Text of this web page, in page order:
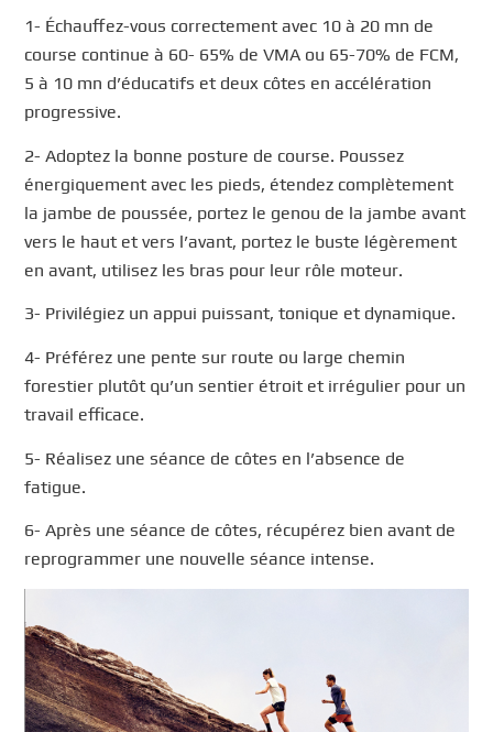
1- Échauffez-vous correctement avec 10 à 20 mn de
course continue à 60- 65% de VMA ou 65-70% de FCM,
5 à 10 mn d’éducatifs et deux côtes en accélération
progressive.
2- Adoptez la bonne posture de course. Poussez
énergiquement avec les pieds, étendez complètement
la jambe de poussée, portez le genou de la jambe avant
vers le haut et vers l’avant, portez le buste légèrement
en avant, utilisez les bras pour leur rôle moteur.
3- Privilégiez un appui puissant, tonique et dynamique.
4- Préférez une pente sur route ou large chemin
forestier plutôt qu’un sentier étroit et irrégulier pour un
travail efficace.
5- Réalisez une séance de côtes en l’absence de
fatigue.
6- Après une séance de côtes, récupérez bien avant de
reprogrammer une nouvelle séance intense.